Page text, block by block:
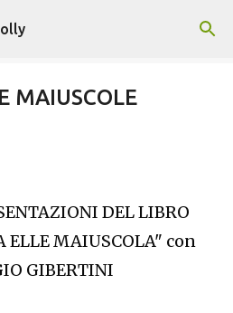
principali
MAIUSCOLE
DEL LIBRO
ELLE MAIUSCOLA" con
GIBERTINI